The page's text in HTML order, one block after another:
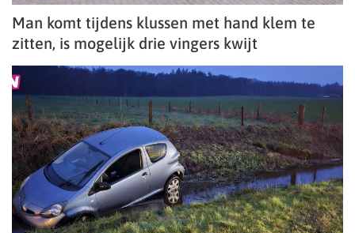
Man komt tijdens klussen met hand klem te
zitten, is mogelijk drie vingers kwijt